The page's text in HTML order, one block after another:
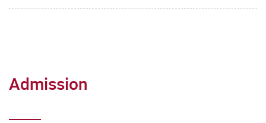
Admission